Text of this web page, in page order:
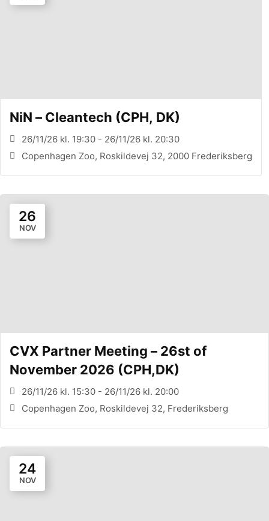
NiN – Cleantech (CPH, DK)
26/11/26 kl. 19:30 - 26/11/26 kl. 20:30
Copenhagen Zoo, Roskildevej 32, 2000 Frederiksberg
26
NOV
CVX Partner Meeting – 26st of
November 2026 (CPH,DK)
26/11/26 kl. 15:30 - 26/11/26 kl. 20:00
Copenhagen Zoo, Roskildevej 32, Frederiksberg
24
NOV